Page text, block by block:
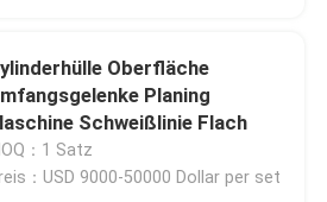
Oberfläche
Planing
Schweißlinie Flach
：1 Satz
：USD 9000-50000 Dollar per set